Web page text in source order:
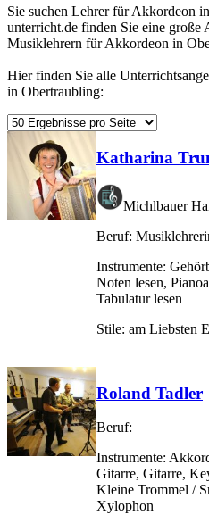
Sie suchen Lehrer für Akkordeon
unterricht.de finden Sie eine große
Musiklehrern für Akkordeon in
Hier finden Sie alle
in Obertraubling:
Katharina
Michlbauer
Beruf:
Instrumente:
Noten lesen,
Tabulatur lesen
Stile: am Liebsten
Roland Tadler
Beruf:
Instrumente:
Gitarre, Gitarre,
Kleine Trommel /
Xylophon